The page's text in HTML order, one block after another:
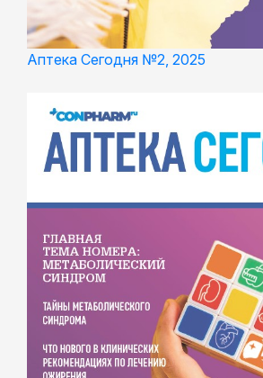
Аптека Сегодня №2, 2025